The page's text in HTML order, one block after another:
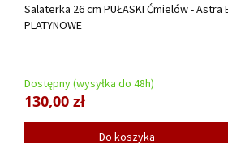
Salaterka 26 cm PUŁASKI Ćmielów - Astra
PLATYNOWE
Dostępny (wysyłka do 48h)
130,00 zł
Do koszyka